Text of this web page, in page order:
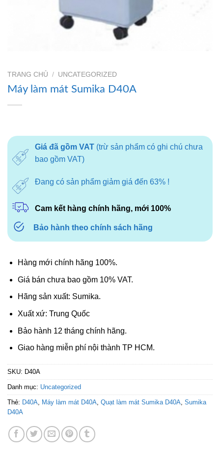
TRANG CHỦ / UNCATEGORIZED
Máy làm mát Sumika D40A
Giá đã gồm VAT(trừ sản phẩm có ghi chú chưa
bao gồm VAT)
Đang có sản phẩm giảm giá đến 63% !
Cam kết hàng chính hãng, mới 100%
Bảo hành theo chính sách hãng
Hàng mới chính hãng 100%.
Giá bán chưa bao gồm 10% VAT.
Hãng sản xuất: Sumika.
Xuất xứ: Trung Quốc
Bảo hành 12 tháng chính hãng.
Giao hàng miễn phí nội thành TP HCM.
SKU: D40A
Danh mục: Uncategorized
Thẻ: D40A Máy làm mát D40A Quạt làm mát Sumika D40A Sumika
D40A